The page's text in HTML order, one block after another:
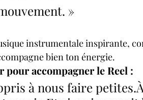
»
instrumentale inspirante,
bien ton énergie.
pour accompagner le Reel :
à nous faire